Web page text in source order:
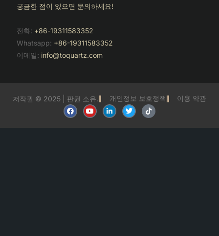
궁금한 점이 있으면 문의하세요!
전화: +86-19311583352
Whatsapp: +86-19311583352
이메일: info@toquartz.com
저작권 © 2025 | 판권 소유. 개인정보 보호정책
이용 약관
F
a
c
유
튜
브
링
크
드
트
위
터
틱
톡